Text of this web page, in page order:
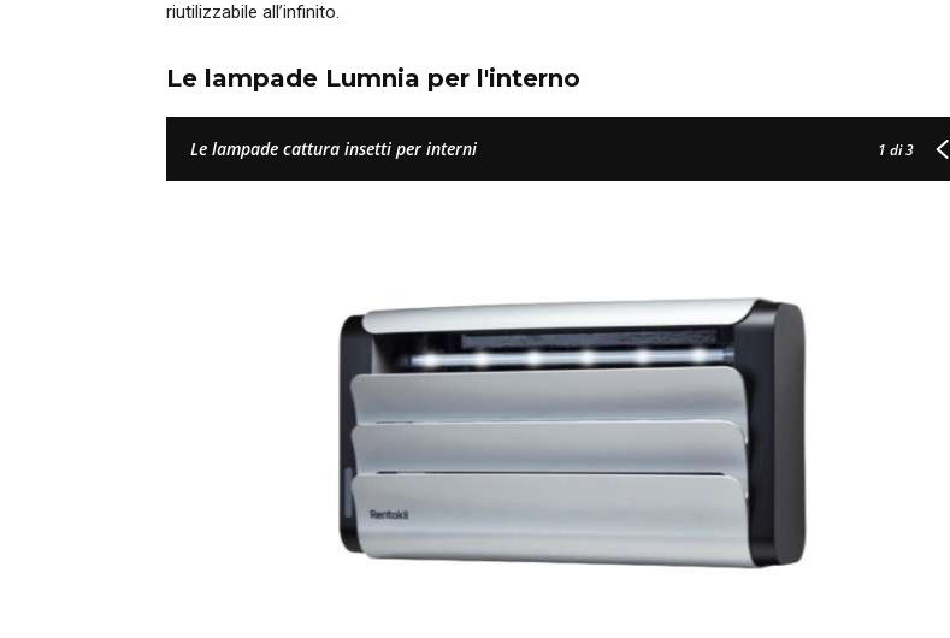
riutilizzabile all’infinito.
Le lampade Lumnia per l'interno
Le lampade cattura insetti per interni 1 di 3